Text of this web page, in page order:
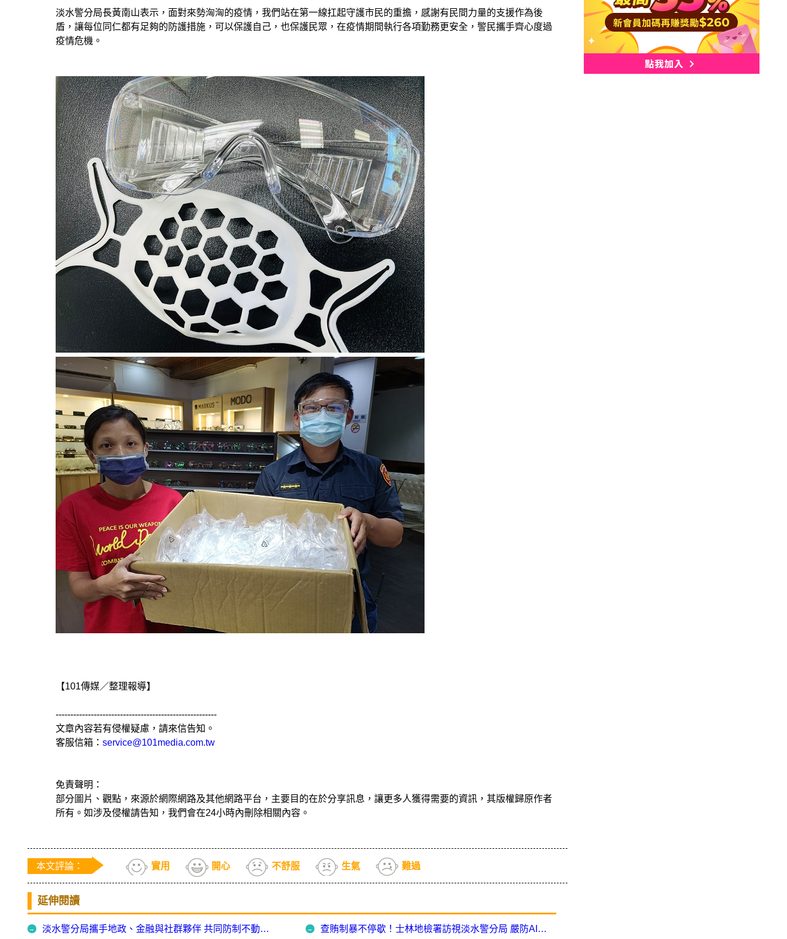
淡水警分局長黃南山表示，面對來勢洶洶的疫情，我們站在第一線扛起守護市民的重擔，感謝有民間力量的支援作為後
盾，讓每位同仁都有足夠的防護措施，可以保護自己，也保護民眾，在疫情期間執行各項勤務更安全，警民攜手齊心度過
疫情危機。
【101傳媒／整理報導】
-------------------------------------------------------
文章內容若有侵權疑慮，請來信告知。
客服信箱： service@101media.com.tw
免責聲明：
部分圖片、觀點，來源於網際網路及其他網路平台，主要目的在於分享訊息，讓更多人獲得需要的資訊，其版權歸原作者
所有。如涉及侵權請告知，我們會在24小時內刪除相關內容。
本文評論： 實用 開心 不舒服 生氣 難過
延伸閱讀
淡水警分局攜手地政、金融與社群夥伴 共同防制不動產詐騙 查賄制暴不停歇！士林地檢署訪視淡水警分局 嚴防AI深偽假訊息擾選舉